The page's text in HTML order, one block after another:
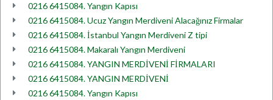
0216 6415084. Yangın Kapısı
0216 6415084. Ucuz Yangın Merdiveni Alacağınız Firmalar
0216 6415084. İstanbul Yangın Merdiveni Z tipi
0216 6415084. Makaralı Yangın Merdiveni
0216 6415084. YANGIN MERDİVENİ FİRMALARI
0216 6415084. YANGIN MERDİVENİ
0216 6415084. Yangın Kapısı